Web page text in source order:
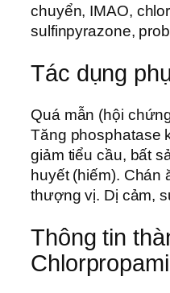
chuyển, IMAO,
sulfinpyrazone,
Tác dụng
Quá mẫn (hội
Tăng phosphatase
giảm tiểu cầu, bất
huyết (hiếm). Chán
thượng vị. Dị cảm,
Thông tin